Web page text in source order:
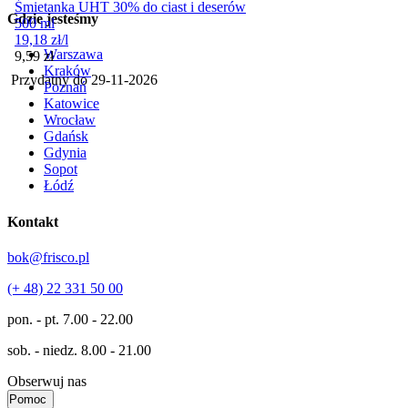
Śmietanka UHT 30% do ciast i deserów
500 ml
19,18 zł/l
Cena
9,59 zł
Przydatny do29-11-2026
Gdzie jesteśmy
Warszawa
Kraków
Poznań
Katowice
Wrocław
Gdańsk
Gdynia
Sopot
Łódź
Kontakt
bok@frisco.pl
(+ 48) 22 331 50 00
pon. - pt. 7.00 - 22.00
sob. - niedz. 8.00 - 21.00
Obserwuj nas
Pomoc